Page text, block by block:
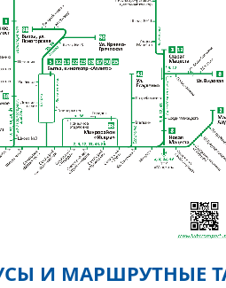
И МАРШРУТНЫЕ